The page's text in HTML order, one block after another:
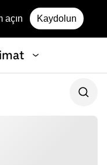
açın Kaydolun